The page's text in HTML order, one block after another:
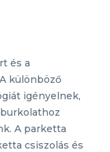
és a
különböző
igényelnek,
A parketta
csiszolás és